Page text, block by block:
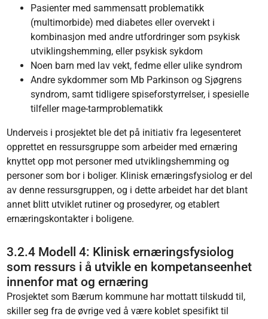
Pasienter med sammensatt problematikk
(multimorbide) med diabetes eller overvekt i
kombinasjon med andre utfordringer som psykisk
utviklingshemming, eller psykisk sykdom
Noen barn med lav vekt, fedme eller ulike syndrom
Andre sykdommer som Mb Parkinson og Sjøgrens
syndrom, samt tidligere spiseforstyrrelser, i spesielle
tilfeller mage-tarmproblematikk
Underveis i prosjektet ble det på initiativ fra legesenteret
opprettet en ressursgruppe som arbeider med ernæring
knyttet opp mot personer med utviklingshemming og
personer som bor i boliger. Klinisk ernæringsfysiolog er del
av denne ressursgruppen, og i dette arbeidet har det blant
annet blitt utviklet rutiner og prosedyrer, og etablert
ernæringskontakter i boligene.
3.2.4 Modell 4: Klinisk ernæringsfysiolog
som ressurs i å utvikle en kompetanseenhet
innenfor mat og ernæring
Prosjektet som Bærum kommune har mottatt tilskudd til,
skiller seg fra de øvrige ved å være koblet spesifikt til